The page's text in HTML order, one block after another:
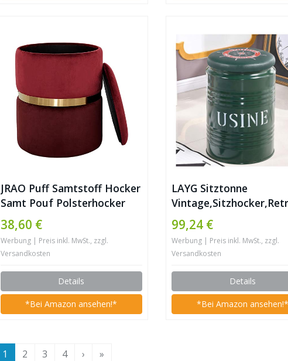
JRAO Puff Samtstoff Hocker
Samt Pouf Polsterhocker
Gepolsterte Sitzhocker
Schminktisch mit Stauraum
Sitzfläche Fußbank Rund
Golden Metall für
Wohnzimmer Schlafzimmer
38,60 €
Werbung | Preis inkl. MwSt., zzgl.
Versandkosten
Details
*Bei Amazon ansehen!*
LAYG Sitztonne
Mülleimer,Hocker mit
Deckel,
Sitztruhe mit
Stauraum,F
99,24 €
Werbung | Preis inkl. MwSt., zzgl.
Versandkosten
Details
*Bei Amazon ansehen!*
1 2 3 4 › »